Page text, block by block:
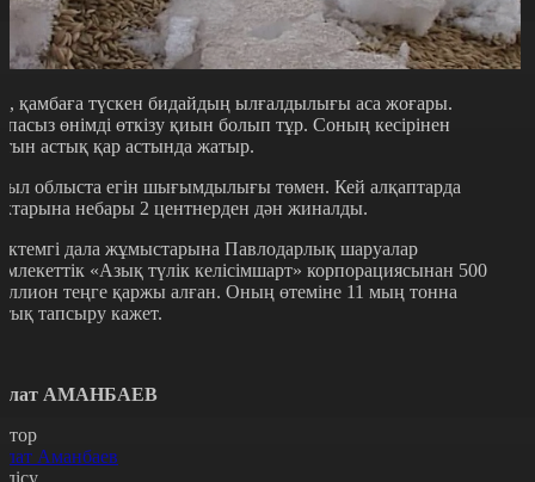
қамбаға түскен бидайдың ылғалдылығы аса жоғары.
өнімді өткізу қиын болып тұр. Соның кесірінен
астық қар астында жатыр.
облыста егін шығымдылығы төмен. Кей алқаптарда
небары 2 центнерден дән жиналды.
дала жұмыстарына Павлодарлық шаруалар
«Азық түлік келісімшарт» корпорациясынан 500
теңге қаржы алған. Оның өтеміне 11 мың тонна
тапсыру кажет.
АМАНБАЕВ
Аманбаев